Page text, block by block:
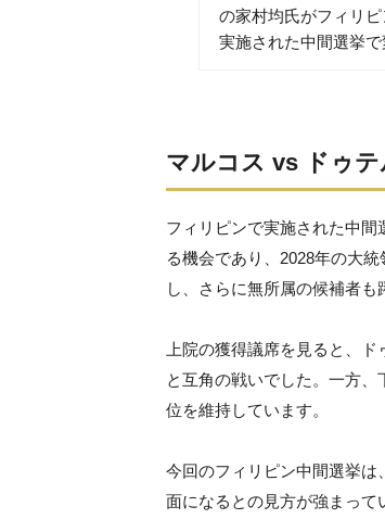
の家村均氏がフィリ
実施された中間選挙
マルコス vs ドゥ
フィリピンで実施された中
る機会であり、2028年の大
し、さらに無所属の候補者も
上院の獲得議席を見ると、
と互角の戦いでした。一方
位を維持しています。
今回のフィリピン中間選挙は
面になるとの見方が強まって